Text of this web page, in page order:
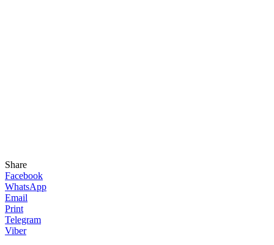
Share
Facebook
WhatsApp
Email
Print
Telegram
Viber